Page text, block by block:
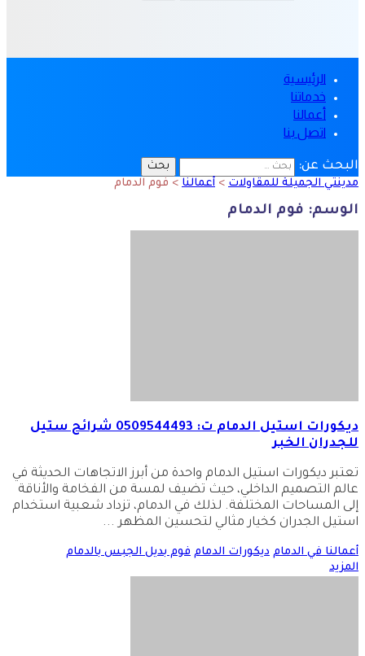
الرئيسية
خدماتنا
أعمالنا
اتصل بنا
البحث عن:
مدينتي الجميلة للمقاولات > أعمالنا > فوم الدمام
الوسم: فوم الدمام
ديكورات استيل الدمام ت: 0509544493 شرائح ستيل
للجدران الخبر
تعتبر ديكورات استيل الدمام واحدة من أبرز الاتجاهات الحديثة في
عالم التصميم الداخلي، حيث تضيف لمسة من الفخامة والأناقة
إلى المساحات المختلفة. لذلك في الدمام، تزداد شعبية استخدام
استيل الجدران كخيار مثالي لتحسين المظهر ...
أعمالنا في الدمام ديكورات الدمام فوم بديل الجبس بالدمام
المزيد